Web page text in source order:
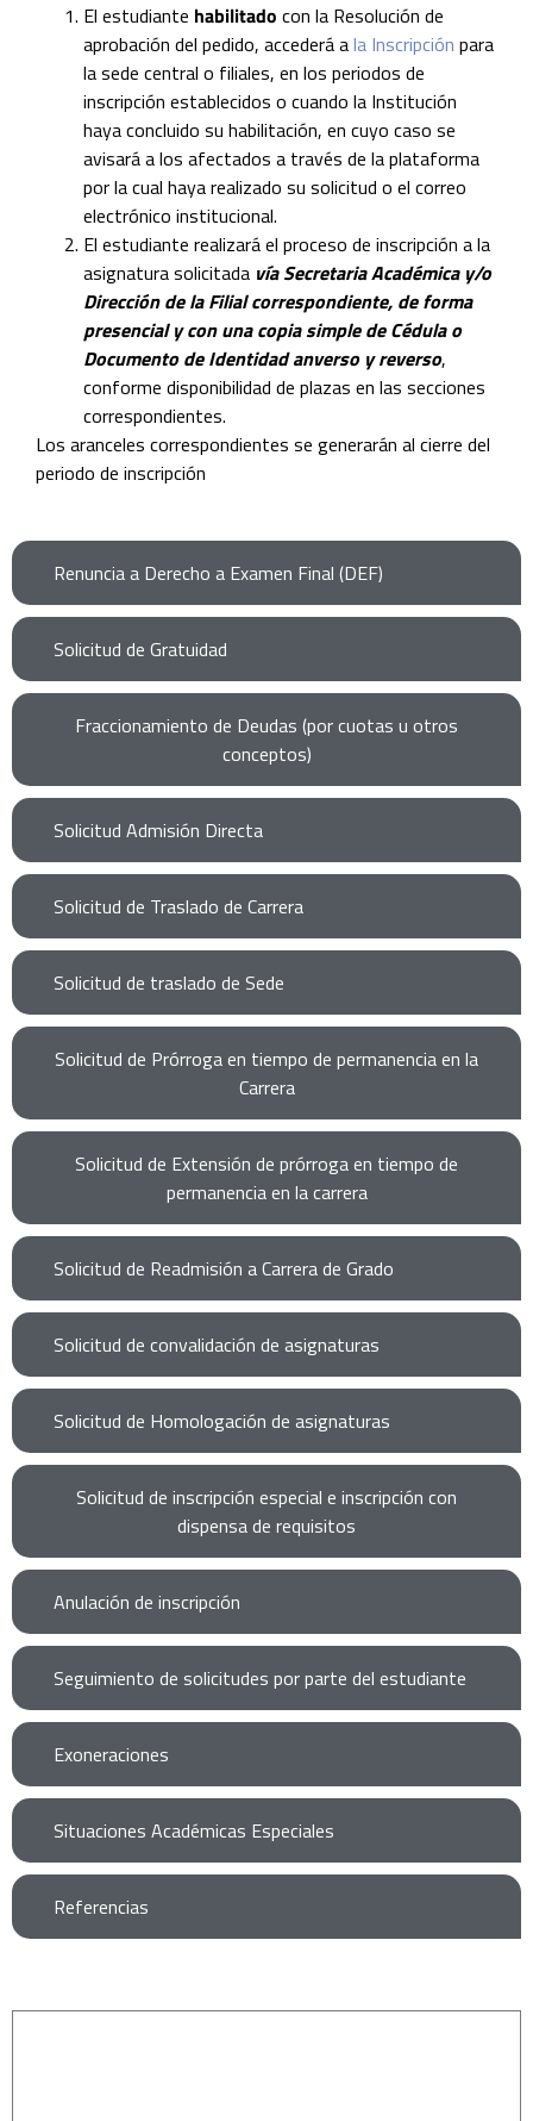
Renuncia a Derecho a Examen Final (DEF)
Solicitud de Gratuidad
Fraccionamiento de Deudas (por cuotas u otros
conceptos)
Solicitud Admisión Directa
Solicitud de Traslado de Carrera
Solicitud de traslado de Sede
Solicitud de Prórroga en tiempo de permanencia en la
Carrera
Solicitud de Extensión de prórroga en tiempo de
permanencia en la carrera
Solicitud de Readmisión a Carrera de Grado
Solicitud de convalidación de asignaturas
Solicitud de Homologación de asignaturas
Solicitud de inscripción especial e inscripción con
dispensa de requisitos
Anulación de inscripción
Seguimiento de solicitudes por parte del estudiante
Exoneraciones
Situaciones Académicas Especiales
Referencias
El estudiante habilitado con la Resolución de
aprobación del pedido, accederá ala Inscripción para
la sede central o filiales, en los periodos de
inscripción establecidos o cuando la Institución
haya concluido su habilitación, en cuyo caso se
avisará a los afectados a través de la plataforma
por la cual haya realizado su solicitud o el correo
electrónico institucional.
El estudiante realizará el proceso de inscripción a la
asignatura solicitada vía Secretaria Académica y/o
Dirección de la Filial correspondiente, de forma
presencial y con una copia simple de Cédula o
Documento de Identidad anverso y reverso,
conforme disponibilidad de plazas en las secciones
correspondientes.
Los aranceles correspondientes se generarán al cierre del
periodo de inscripción